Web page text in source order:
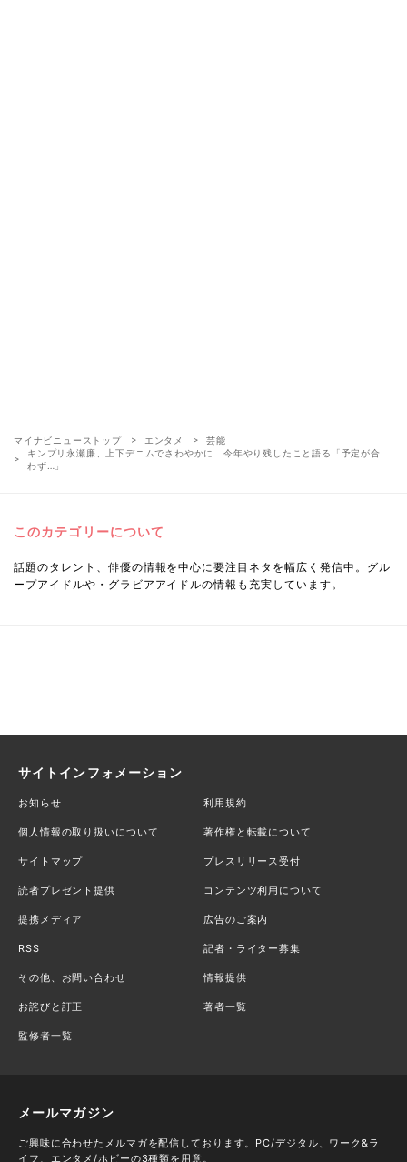
マイナビニューストップ エンタメ
芸能
キンプリ永瀬廉、上下デニムでさわやかに 今年やり残したこと語る「予定が合
わず…」
このカテゴリーについて
話題のタレント、俳優の情報を中心に要注目ネタを幅広く発信中。グル
ープアイドルや・グラビアアイドルの情報も充実しています。
サイトインフォメーション
お知らせ 利用規約
個人情報の取り扱いについて 著作権と転載について
サイトマップ プレスリリース受付
読者プレゼント提供 コンテンツ利用について
提携メディア 広告のご案内
RSS 記者・ライター募集
その他、お問い合わせ 情報提供
お詫びと訂正 著者一覧
監修者一覧
メールマガジン
ご興味に合わせたメルマガを配信しております。PC/デジタル、ワーク&ラ
イフ、エンタメ/ホビーの3種類を用意。